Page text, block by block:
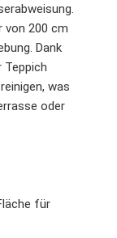
von 200 cm
Dank
was
oder
für